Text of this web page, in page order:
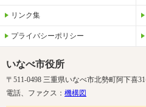
リンク集
プライバシーポリシー
いなべ市役所
〒511-0498 三重県いなべ市北勢町阿下喜
電話、ファクス： 機構図